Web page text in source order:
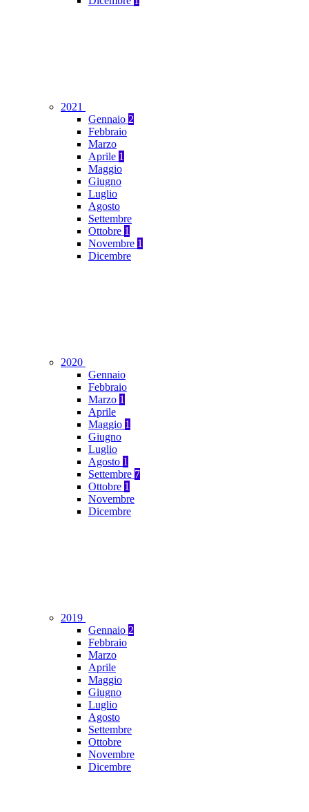
2021
Gennaio 2
Febbraio
Marzo
Aprile 1
Maggio
Giugno
Luglio
Agosto
Settembre
Ottobre 1
Novembre 1
Dicembre
2020
Gennaio
Febbraio
Marzo 1
Aprile
Maggio 1
Giugno
Luglio
Agosto 1
Settembre 7
Ottobre 1
Novembre
Dicembre
2019
Gennaio 2
Febbraio
Marzo
Aprile
Maggio
Giugno
Luglio
Agosto
Settembre
Ottobre
Novembre
Dicembre